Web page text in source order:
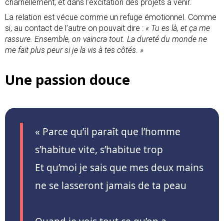
charnellement, et dans l’excitation des projets à venir.
La relation est vécue comme un refuge émotionnel. Comme
si, au contact de l’autre on pouvait dire : « Tu es là, et ça me
rassure. Ensemble, on vaincra tout. La dureté du monde ne
me fait plus peur si je la vis à tes côtés. »
Une passion douce
« Parce qu’il paraît que l’homme
s’habitue vite, s’habitue trop
Et qu’moi je sais que mes deux mains
ne se lasseront jamais de ta peau